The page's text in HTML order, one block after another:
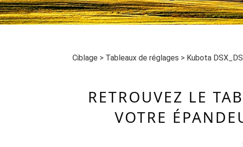
Ciblage > Tableaux de réglages > Kubota
RETROUVEZ LE
VOTRE